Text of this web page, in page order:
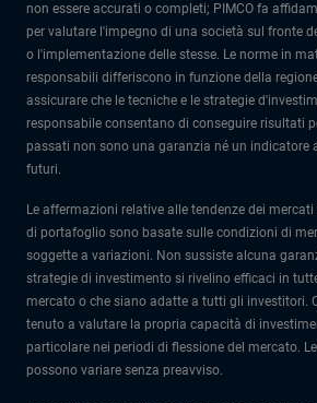
non essere accurati o completi; PIMCO fa
per valutare l'impegno di una società sul fronte
o l'implementazione delle stesse. Le norme in
responsabili differiscono in funzione della
assicurare che le tecniche e le strategie
responsabile consentano di conseguire risultati
passati non sono una garanzia né un indicatore
futuri.
Le affermazioni relative alle tendenze dei
di portafoglio sono basate sulle condizioni di
soggette a variazioni. Non sussiste alcuna
strategie di investimento si rivelino efficaci in
mercato o che siano adatte a tutti gli investitori.
tenuto a valutare la propria capacità di
particolare nei periodi di flessione del mercato.
possono variare senza preavviso.